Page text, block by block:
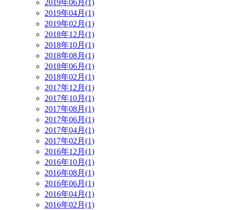
2019年06月(1)
2019年04月(1)
2019年02月(1)
2018年12月(1)
2018年10月(1)
2018年08月(1)
2018年06月(1)
2018年02月(1)
2017年12月(1)
2017年10月(1)
2017年08月(1)
2017年06月(1)
2017年04月(1)
2017年02月(1)
2016年12月(1)
2016年10月(1)
2016年08月(1)
2016年06月(1)
2016年04月(1)
2016年02月(1)